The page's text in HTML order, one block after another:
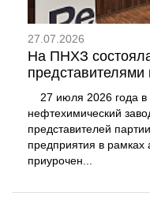
27.07.2026
На ПНХЗ
27 июля 2026 года в
нефтехимический
представителей
предприятия в рамках
приурочен...